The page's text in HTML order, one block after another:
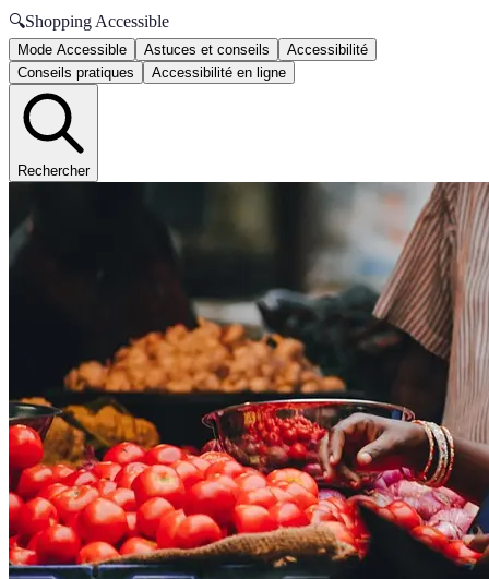
🔍Shopping Accessible
Mode Accessible Astuces et conseils
Accessibilité
Conseils pratiques
Accessibilité en ligne
Rechercher